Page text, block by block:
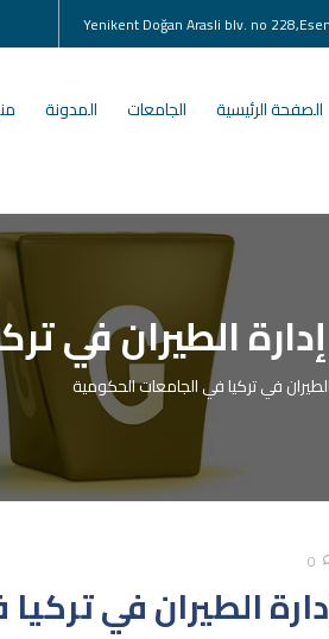
الصفحة الرئيسية الجامعات المدونة
الطيران في
في تركيا في الجامعات الحكومية
0
الطيران في